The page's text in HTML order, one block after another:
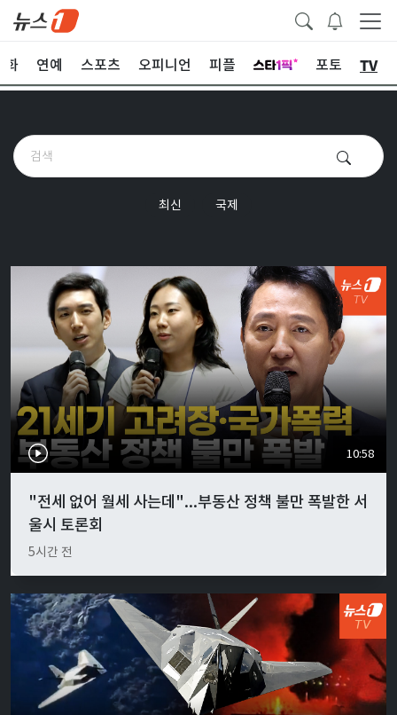
화 연예 스포츠 오피니언 피플 포토 TV
최신 국제
10:58
"전세 없어 월세 사는데"...부동산 정책 불만 폭발한 서
울시 토론회
5시간 전